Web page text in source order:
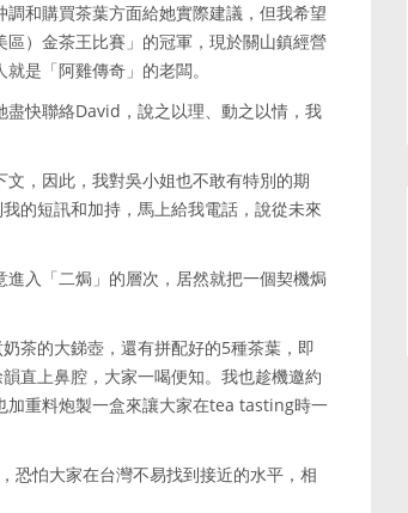
和購買茶葉方面給她實際建議，但我希望
）金茶王比賽」的冠軍，現於關山鎮經營
是「阿雞傳奇」的老闆。
快聯絡David，說之以理、動之以情，我
，因此，我對吳小姐也不敢有特別的期
的短訊和加持，馬上給我電話，說從未來
入「二焗」的層次，居然就把一個契機焗
茶的大銻壺，還有拼配好的5種茶葉，即
直上鼻腔，大家一喝便知。我也趁機邀約
加重料炮製一盒來讓大家在tea tasting時一
恐怕大家在台灣不易找到接近的水平，相